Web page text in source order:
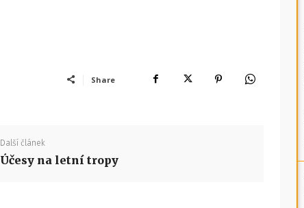
Share
Další článek
Účesy na letní tropy